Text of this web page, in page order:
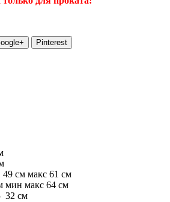
Pinterest
см макс 61 см
мин макс 64 см
32 см